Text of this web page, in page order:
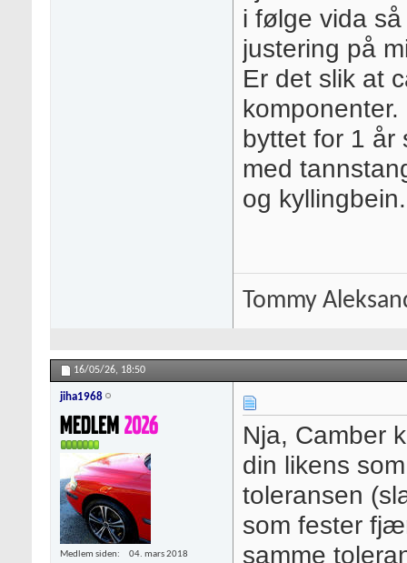
i følge vida
justering på
Er det slik at
byttet for 1 år
med
og kyllingbein.
Tommy
16/05/26, 18:50
jiha1968
Medlem siden
04. mars 2018
Nja, Camber
din likens
toleransen
som fester
samme